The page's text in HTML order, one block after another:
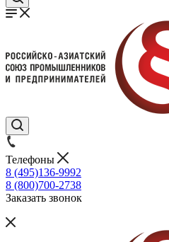
Телефоны
8 (495)136-9992
8 (800)700-2738
Заказать звонок